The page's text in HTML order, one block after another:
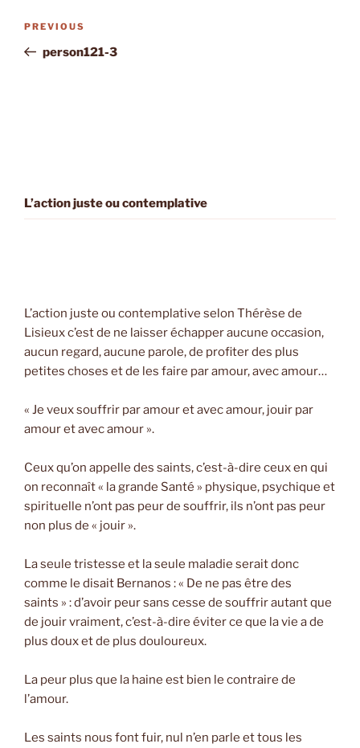
Previous
Post
PREVIOUS
person121-3
L’action juste ou contemplative
L’action juste ou contemplative selon Thérèse de
Lisieux c’est de ne laisser échapper aucune occasion,
aucun regard, aucune parole, de profiter des plus
petites choses et de les faire par amour, avec amour…
« Je veux souffrir par amour et avec amour, jouir par
amour et avec amour ».
Ceux qu’on appelle des saints, c’est-à-dire ceux en qui
on reconnaît « la grande Santé » physique, psychique et
spirituelle n’ont pas peur de souffrir, ils n’ont pas peur
non plus de « jouir ».
La seule tristesse et la seule maladie serait donc
comme le disait Bernanos : « De ne pas être des
saints » : d’avoir peur sans cesse de souffrir autant que
de jouir vraiment, c’est-à-dire éviter ce que la vie a de
plus doux et de plus douloureux.
La peur plus que la haine est bien le contraire de
l’amour.
Les saints nous font fuir, nul n’en parle et tous les